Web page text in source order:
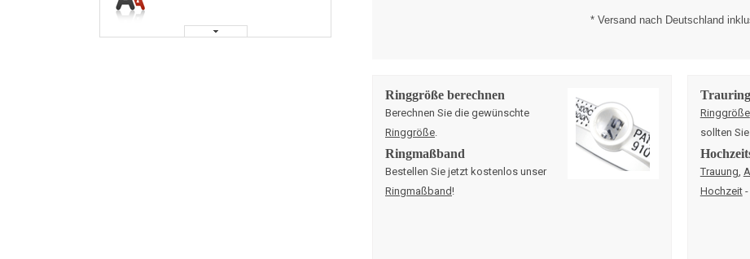
* Versand nach Deutschland
Ringgröße berechnen
Berechnen Sie die gewünschte
Ringgröße
Ringmaßband
Bestellen Sie jetzt kostenlos unser
Ringmaßband!
Ringgröße,
sollten
Trauung
Hochzeit-